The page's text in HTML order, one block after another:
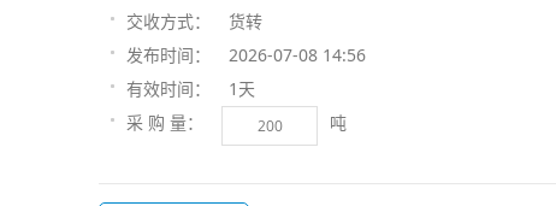
交收方式： 货转
发布时间： 2026-07-08 14:56
有效时间： 1天
采 购 量： 吨